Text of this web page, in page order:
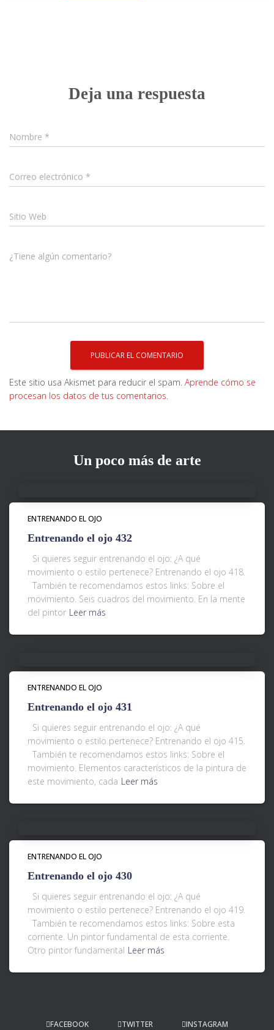
Deja una respuesta
Nombre *
Correo electrónico *
Sitio Web
¿Tiene algún comentario?
Este sitio usa Akismet para reducir el spam. Aprende cómo se
procesan los datos de tus comentarios.
Un poco más de arte
ENTRENANDO EL OJO
Entrenando el ojo 432
Si quieres seguir entrenando el ojo: ¿A qué
movimiento o estilo pertenece? Entrenando el ojo 418.
También te recomendamos estos links: Sobre el
movimiento. Seis cuadros del movimiento. En la mente
del pintor Leer más
ENTRENANDO EL OJO
Entrenando el ojo 431
Si quieres seguir entrenando el ojo: ¿A qué
movimiento o estilo pertenece? Entrenando el ojo 415.
También te recomendamos estos links: Sobre el
movimiento. Elementos característicos de la pintura de
este movimiento, cada Leer más
ENTRENANDO EL OJO
Entrenando el ojo 430
Si quieres seguir entrenando el ojo: ¿A qué
movimiento o estilo pertenece? Entrenando el ojo 419.
También te recomendamos estos links: Sobre esta
corriente. Un pintor fundamental de esta corriente.
Otro pintor fundamental Leer más
FACEBOOK TWITTER INSTAGRAM